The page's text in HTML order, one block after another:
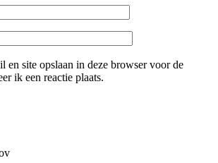
en site opslaan in deze browser voor de
ik een reactie plaats.